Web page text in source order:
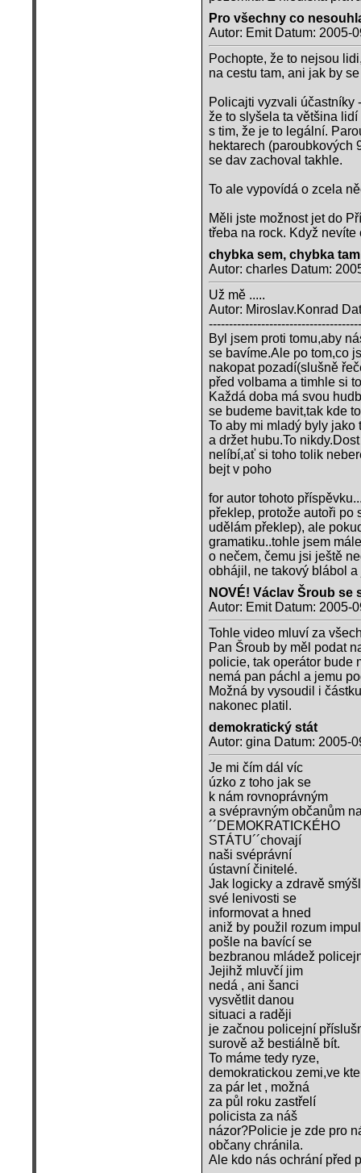
Pro všechny co
Autor: Emit Datum: 2005-
Pochopte, že to nejsou
na cestu tam, ani jak by
Policajti vyzvali účastníky
že to slyšela ta většina
s tim, že je to legální.
hektarech (paroubkových
se dav zachoval takhle.
To ale vypovídá o zcela
Měli jste možnost jet do
třeba na rock. Když
chybka sem, chybka
Autor: charles Datum:
Už mě .....
Autor: Miroslav.Konrad
Byl jsem proti tomu,aby
se bavíme.Ale po tom,co
nakopat pozadí(slušně
před volbama a timhle si
Každá doba má svou
se budeme bavit,tak kde
To aby mi mladý byly
a držet hubu.To
nelíbí,ať si toho tolik
bejt v poho
for autor tohoto
překlep, protože autoři po
udělám překlep), ale
gramatiku..tohle jsem
o nečem, čemu jsi ještě
obhájil, ne takový blábol
NOVÉ! Václav Šroub se
Autor: Emit Datum: 2005-
Tohle video mluví za
Pan Šroub by měl podat
policie, tak operátor bude
nemá pan páchl a jemu
Možná by vysoudil i
nakonec platil.
demokratický stát
Autor: gina Datum: 2005-
Je mi čím dál víc
úzko z toho jak se
k nám rovnoprávným
a svépravným občanům
´´DEMOKRATICKÉHO
STÁTU´´chovají
naši svéprávní
ústavní činitelé.
Jak logicky a zdravě
své lenivosti se
informovat a hned
aniž by použil rozum
pošle na bavící se
bezbranou mládež
Jejihž mluvčí jim
nedá , ani šanci
vysvětlit danou
situaci a raději
je začnou policejní
surově až bestiálně bít.
To máme tedy ryze,
demokratickou zemi,ve
za pár let , možná
za půl roku zastřelí
policista za náš
názor?Policie je zde pro
občany chránila.
Ale kdo nás ochrání před